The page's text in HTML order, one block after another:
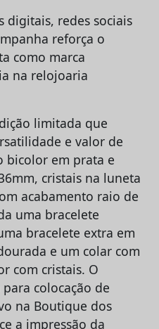
digitais, redes sociais
reforça o
como marca
na relojoaria
limitada que
e valor de
bicolor em prata e
cristais na luneta
acabamento raio de
uma bracelete
bracelete extra em
e um colar com
com cristais. O
colocação de
na Boutique dos
a impressão da